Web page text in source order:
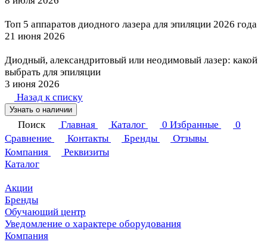
Топ 5 аппаратов диодного лазера для эпиляции 2026 года
21 июня 2026
Диодный, александритовый или неодимовый лазер: какой
выбрать для эпиляции
3 июня 2026
Назад к списку
Узнать о наличии
Поиск Главная Каталог 0 Избранные
0
Сравнение
Контакты Бренды
Отзывы
Компания
Реквизиты
Каталог
Акции
Бренды
Обучающий центр
Уведомление о характере оборудования
Компания